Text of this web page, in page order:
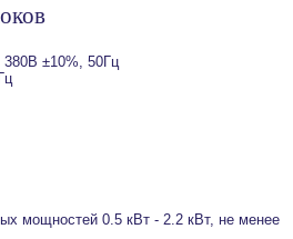
±10%, 50Гц
мощностей 0.5 кВт - 2.2 кВт, не менее